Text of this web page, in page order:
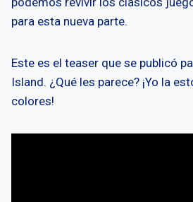
para esta nueva parte.
Este es el teaser que se publicó
Island. ¿Qué les parece? ¡Yo la
colores!